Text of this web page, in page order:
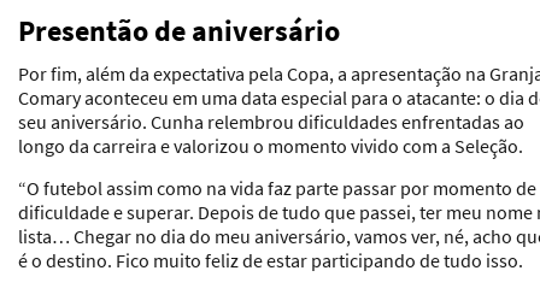
Presentão de aniversário
Por fim, além da expectativa pela Copa, a apresentação na
Comary aconteceu em uma data especial para o atacante: o dia
seu aniversário. Cunha relembrou dificuldades enfrentadas ao
longo da carreira e valorizou o momento vivido com a Seleção.
“O futebol assim como na vida faz parte passar por momento de
dificuldade e superar. Depois de tudo que passei, ter meu nome
lista… Chegar no dia do meu aniversário, vamos ver, né, acho
é o destino. Fico muito feliz de estar participando de tudo isso.